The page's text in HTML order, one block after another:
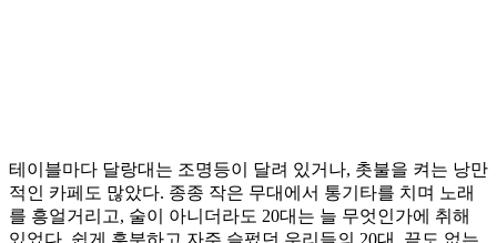
테이블마다 달랑대는 조명등이 달려 있거나, 촛불을 켜는 낭만
적인 카페도 많았다. 종종 작은 무대에서 통기타를 치며 노래
를 흥얼거리고, 술이 아니더라도 20대는 늘 무엇인가에 취해